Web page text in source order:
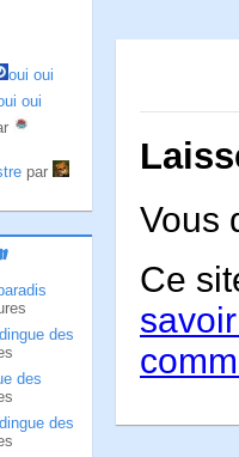
oui oui
oui
par
des
des
des
Vous
Ce